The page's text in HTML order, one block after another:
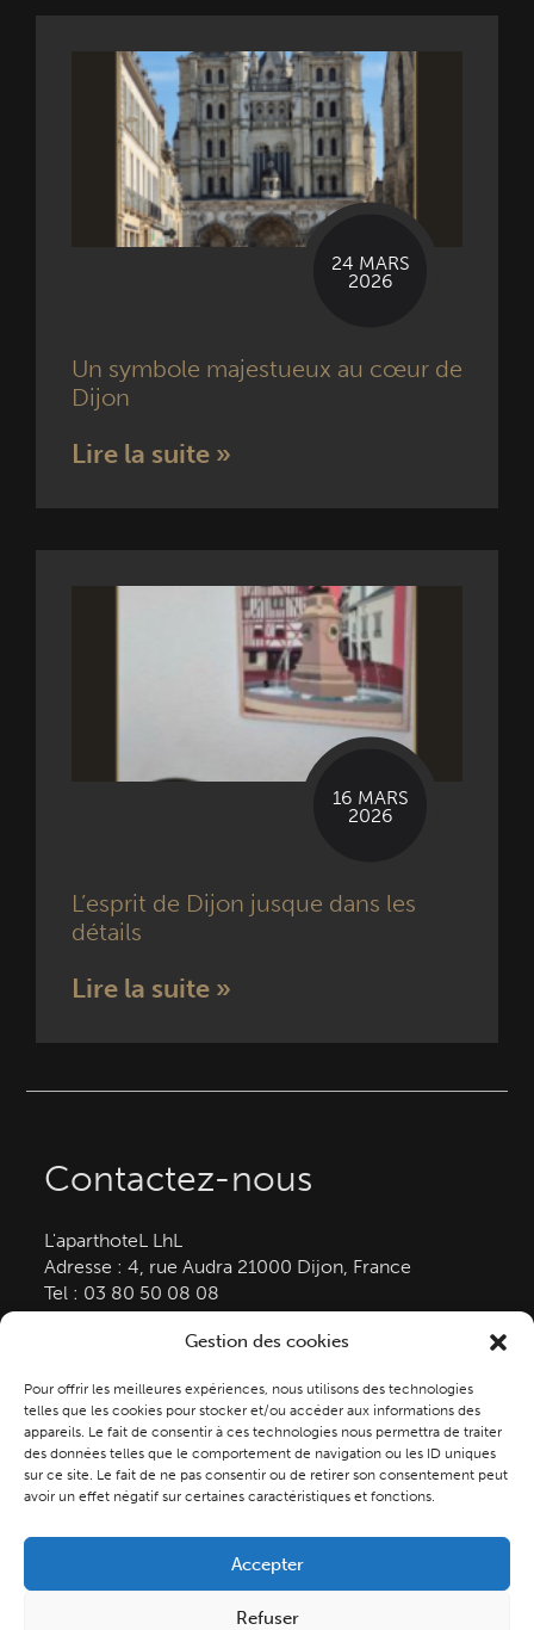
Gestion des cookies
Pour offrir les meilleures expériences, nous utilisons des technologies
telles que les cookies pour stocker et/ou accéder aux informations des
appareils. Le fait de consentir à ces technologies nous permettra de traiter
des données telles que le comportement de navigation ou les ID uniques
sur ce site. Le fait de ne pas consentir ou de retirer son consentement peut
avoir un effet négatif sur certaines caractéristiques et fonctions.
Accepter
Refuser
Un symbole majestueux au cœur de
Dijon
24 MARS
2026
Lire la suite »
L’esprit de Dijon jusque dans les
détails
16 MARS
2026
Lire la suite »
Contactez-nous
L'aparthoteL LhL
Adresse :4, rue Audra 21000 Dijon, France
Tel : 03 80 50 08 08
E-mail :contact@aparthotel-dijon.com
Mentions légales
Politique de confidentialité
CGV
Politique des Cookies